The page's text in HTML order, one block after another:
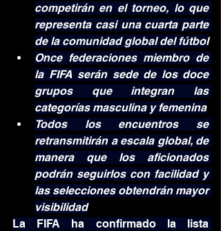
competirán en el torneo, lo que
representa casi una cuarta parte
de la comunidad global del fútbol
Once federaciones miembro de
la FIFA serán sede de los doce
grupos que integran las
categorías masculina y femenina
Todos los encuentros se
retransmitirán a escala global, de
manera que los aficionados
podrán seguirlos con facilidad y
las selecciones obtendrán mayor
visibilidad
La FIFA ha confirmado la lista